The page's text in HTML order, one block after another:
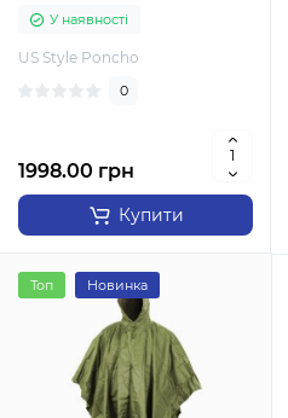
У наявності
US Style Poncho
0
1998.00 грн
Купити
Топ Новинка